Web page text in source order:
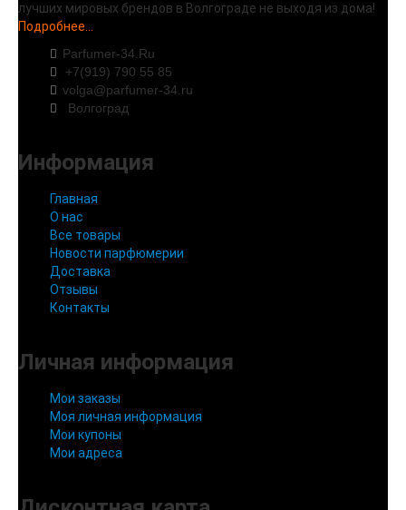
лучших мировых брендов в Волгограде не выходя из дома!
Подробнее...
Parfumer-34.Ru
+7(919) 790 55 85
volga@parfumer-34.ru
Волгоград
Информация
Главная
О нас
Все товары
Новости парфюмерии
Доставка
Отзывы
Контакты
Личная информация
Мои заказы
Моя личная информация
Мои купоны
Мои адреса